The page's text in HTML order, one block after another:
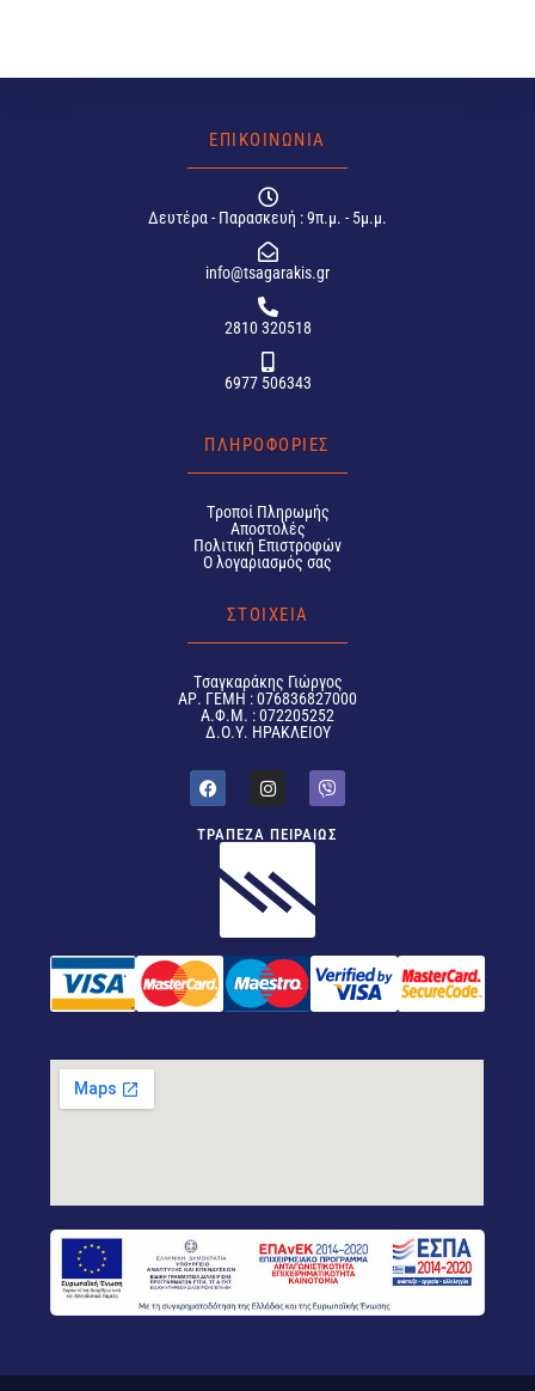
ΕΠΙΚΟΙΝΩΝΙΑ
Δευτέρα - Παρασκευή : 9π.μ. - 5μ.μ.
info@tsagarakis.gr
2810 320518
6977 506343
ΠΛΗΡΟΦΟΡΙΕΣ
Tροποί Πληρωμής
Αποστολές
Πολιτική Επιστροφών
Ο λογαριασμός σας
ΣΤΟΙΧΕΙΑ
Tσαγκαράκης Γιώργος
ΑΡ. ΓΕΜΗ : 076836827000
Α.Φ.Μ. : 072205252
Δ.Ο.Υ. ΗΡΑΚΛΕΙΟΥ
ΤΡΑΠΕΖΑ ΠΕΙΡΑΙΩΣ